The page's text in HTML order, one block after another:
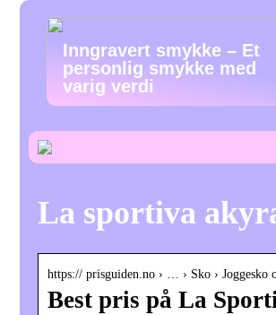
Inngravert smykke – Et
personlig smykke med
varig verdi
La sportiva
https:// prisguiden.no › … › Sko › Joggesko
Best pris på La